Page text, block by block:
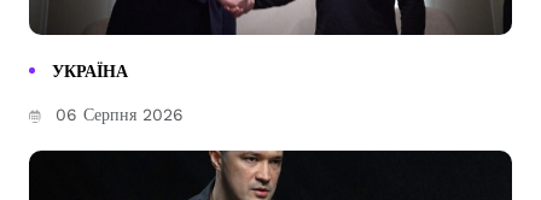
УКРАЇНА
06 Серпня 2026